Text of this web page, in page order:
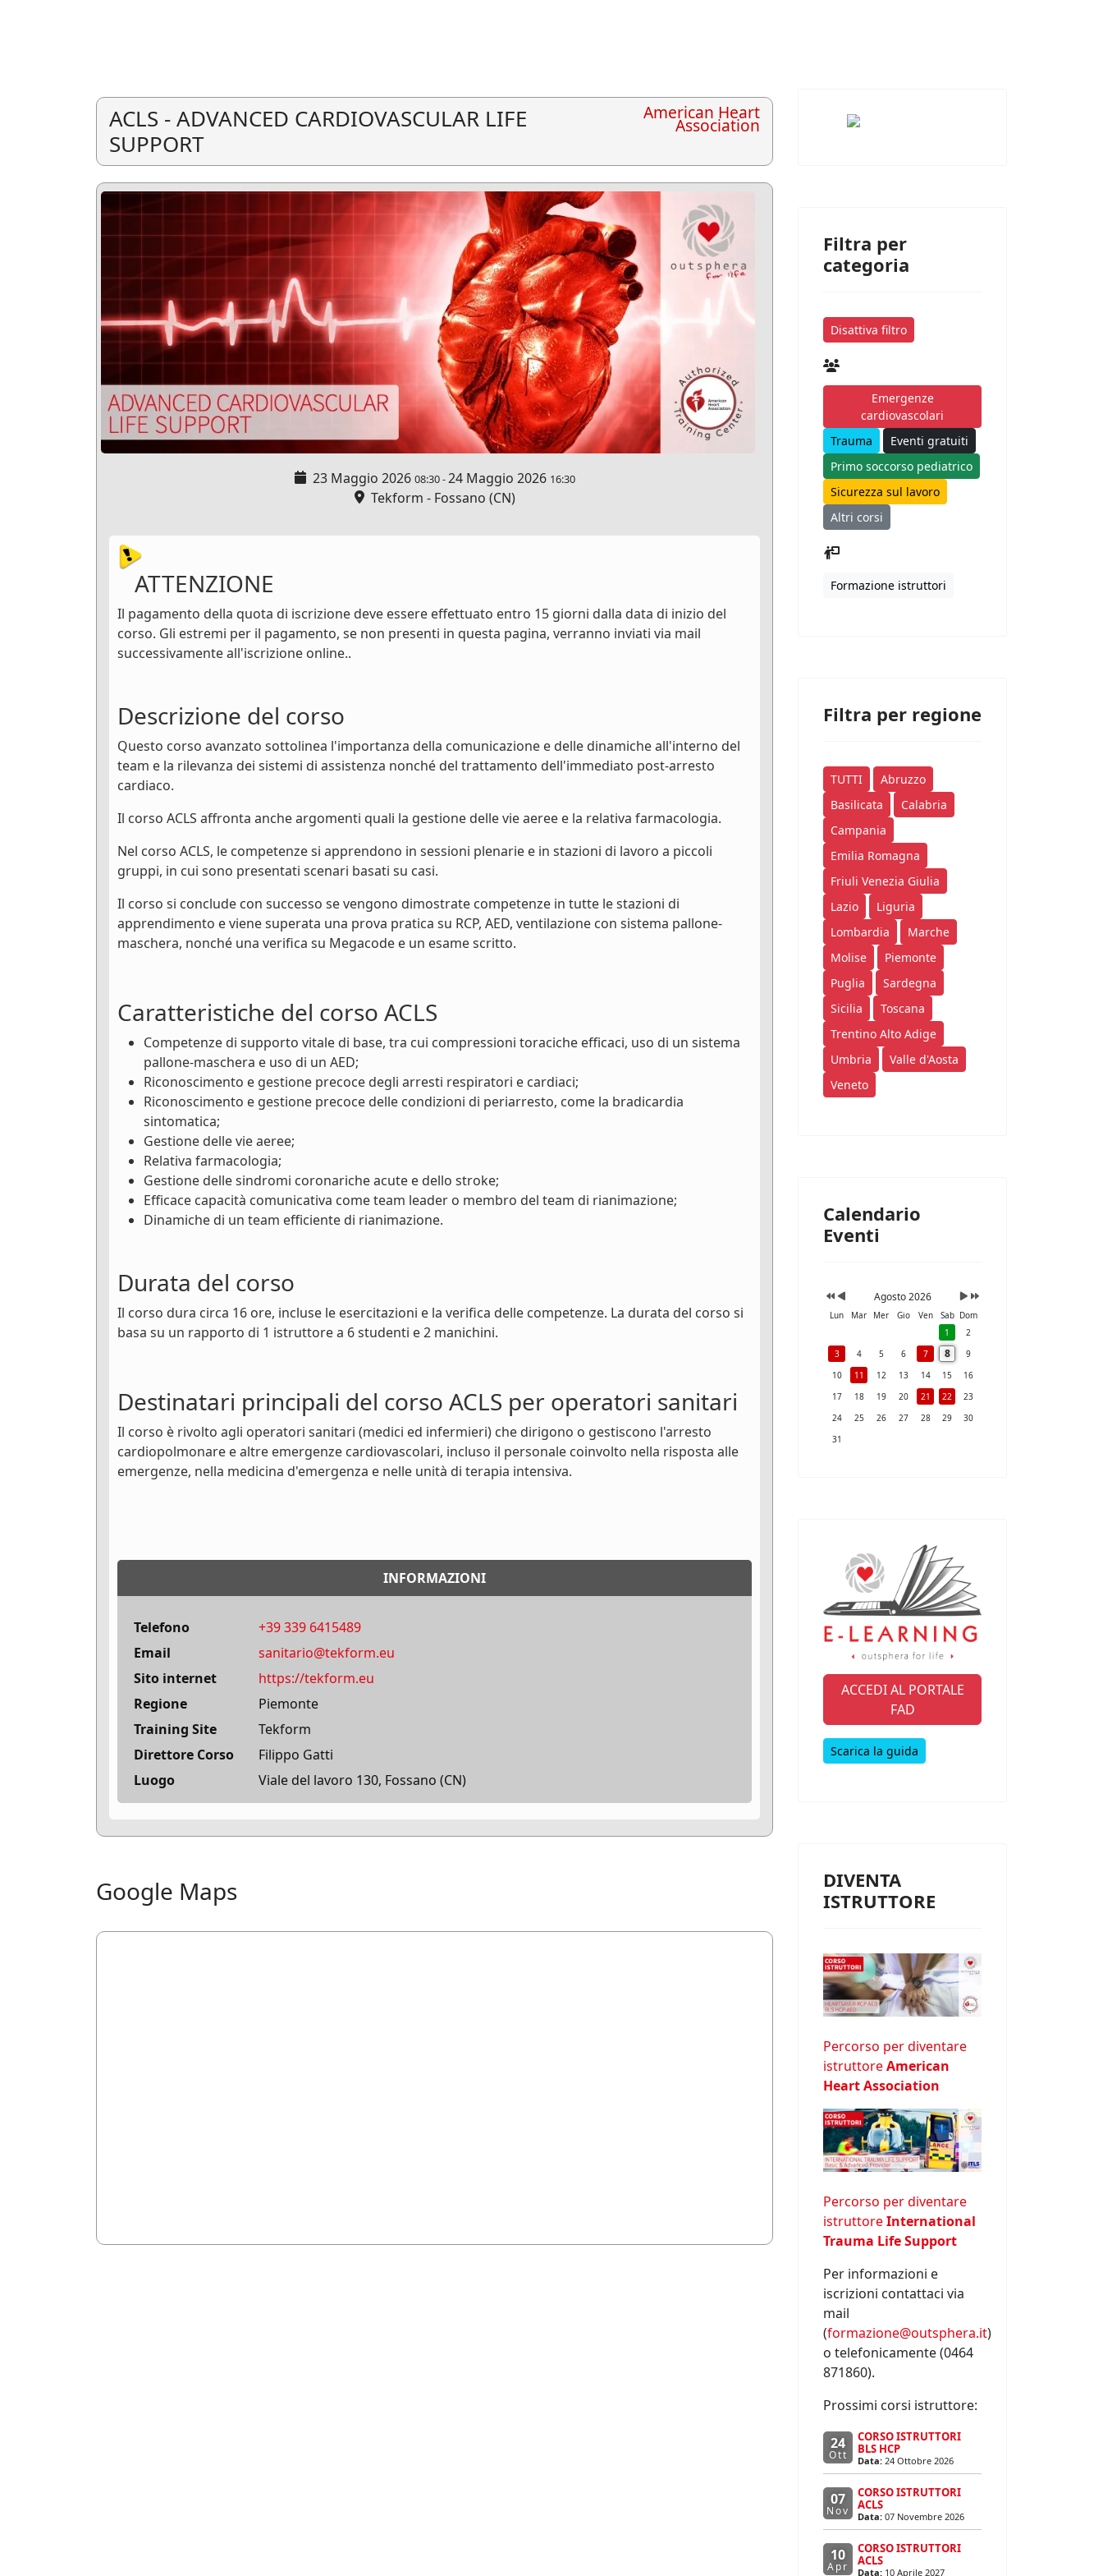
ACLS - ADVANCED CARDIOVASCULAR LIFE
SUPPORT
American Heart
Association
23 Maggio 2026 08:30-24 Maggio 2026 16:30
Tekform - Fossano (CN)
ATTENZIONE
Il pagamento della quota di iscrizione deve essere effettuato entro 15 giorni dalla data di inizio del
corso. Gli estremi per il pagamento, se non presenti in questa pagina, verranno inviati via mail
successivamente all'iscrizione online..
Descrizione del corso
Questo corso avanzato sottolinea l'importanza della comunicazione e delle dinamiche all'interno del
team e la rilevanza dei sistemi di assistenza nonché del trattamento dell'immediato post-arresto
cardiaco.
Il corso ACLS affronta anche argomenti quali la gestione delle vie aeree e la relativa farmacologia.
Nel corso ACLS, le competenze si apprendono in sessioni plenarie e in stazioni di lavoro a piccoli
gruppi, in cui sono presentati scenari basati su casi.
Il corso si conclude con successo se vengono dimostrate competenze in tutte le stazioni di
apprendimento e viene superata una prova pratica su RCP, AED, ventilazione con sistema pallone-
maschera, nonché una verifica su Megacode e un esame scritto.
Caratteristiche del corso ACLS
Competenze di supporto vitale di base, tra cui compressioni toraciche efficaci, uso di un sistema
pallone-maschera e uso di un AED;
Riconoscimento e gestione precoce degli arresti respiratori e cardiaci;
Riconoscimento e gestione precoce delle condizioni di periarresto, come la bradicardia
sintomatica;
Gestione delle vie aeree;
Relativa farmacologia;
Gestione delle sindromi coronariche acute e dello stroke;
Efficace capacità comunicativa come team leader o membro del team di rianimazione;
Dinamiche di un team efficiente di rianimazione.
Durata del corso
Il corso dura circa 16 ore, incluse le esercitazioni e la verifica delle competenze. La durata del corso si
basa su un rapporto di 1 istruttore a 6 studenti e 2 manichini.
Destinatari principali del corso ACLS per operatori sanitari
Il corso è rivolto agli operatori sanitari (medici ed infermieri) che dirigono o gestiscono l'arresto
cardiopolmonare e altre emergenze cardiovascolari, incluso il personale coinvolto nella risposta alle
emergenze, nella medicina d'emergenza e nelle unità di terapia intensiva.
INFORMAZIONI
Telefono
+39 339 6415489
Email
sanitario@tekform.eu
Sito internet
https://tekform.eu
Regione
Piemonte
Training Site
Tekform
Direttore Corso
Filippo Gatti
Luogo
Viale del lavoro 130, Fossano (CN)
Google Maps
Filtra per
categoria
Disattiva filtro
Emergenze
cardiovascolari
Trauma
Eventi gratuiti
Primo soccorso pediatrico
Sicurezza sul lavoro
Altri corsi
Formazione istruttori
Filtra per regione
TUTTI
Abruzzo
Basilicata
Calabria
Campania
Emilia Romagna
Friuli Venezia Giulia
Lazio
Liguria
Lombardia
Marche
Molise
Piemonte
Puglia
Sardegna
Sicilia
Toscana
Trentino Alto Adige
Umbria
Valle d'Aosta
Veneto
Calendario
Eventi
Agosto 2026
Lun Mar Mer Gio Ven Sab Dom
1
2
3
4 5 6 7 8
9
10
11 12 13 14 15
16
17
18 19 20 21 22
23
24
25 26 27 28 29
30
31
ACCEDI AL PORTALE
FAD
Scarica la guida
DIVENTA
ISTRUTTORE
Percorso per diventare
istruttoreAmerican
Heart Association
Percorso per diventare
istruttoreInternational
Trauma Life Support
Per informazioni e
iscrizioni contattaci via
mail
(formazione@outsphera.it)
o telefonicamente (0464
871860).
Prossimi corsi istruttore:
24
Ott
CORSO ISTRUTTORI
BLS HCP
Data: 24 Ottobre 2026
07
Nov
CORSO ISTRUTTORI
ACLS
Data: 07 Novembre 2026
10
Apr
CORSO ISTRUTTORI
ACLS
Data: 10 Aprile 2027